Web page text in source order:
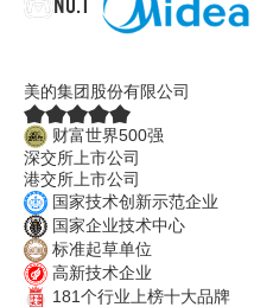
美的集团股份有限公司
财富世界500强
深交所上市公司
港交所上市公司
国家技术创新示范企业
国家企业技术中心
标准起草单位
高新技术企业
181个行业上榜十大品牌